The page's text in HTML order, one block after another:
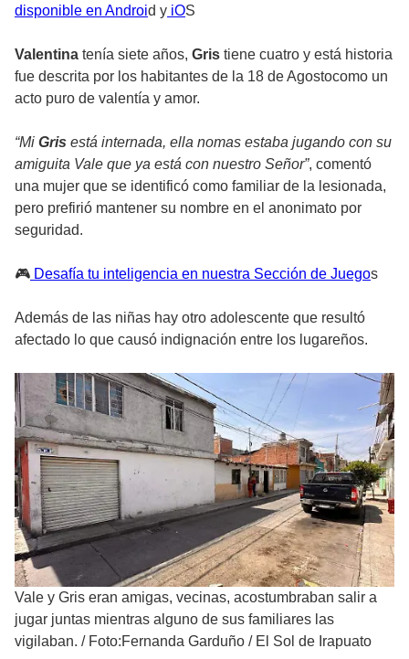
disponible en Android y iOS
Valentina tenía siete años, Gris tiene cuatro y está historia
fue descrita por los habitantes de la 18 de Agostocomo un
acto puro de valentía y amor.
“Mi Gris está internada, ella nomas estaba jugando con su
amiguita Vale que ya está con nuestro Señor”, comentó
una mujer que se identificó como familiar de la lesionada,
pero prefirió mantener su nombre en el anonimato por
seguridad.
🎮 Desafía tu inteligencia en nuestra Sección de Juegos
Además de las niñas hay otro adolescente que resultó
afectado lo que causó indignación entre los lugareños.
Vale y Gris eran amigas, vecinas, acostumbraban salir a
jugar juntas mientras alguno de sus familiares las
vigilaban. / Foto:Fernanda Garduño / El Sol de Irapuato